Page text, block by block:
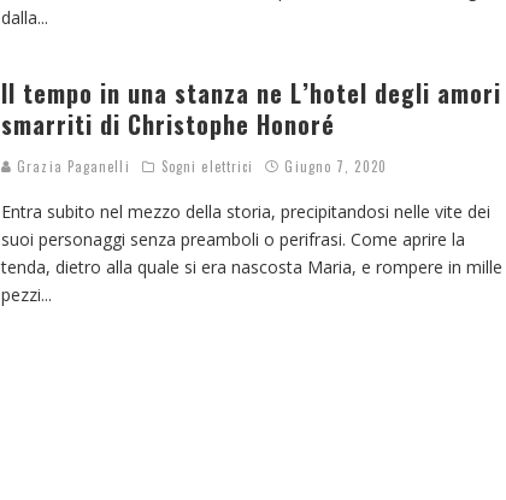
dalla...
Il tempo in una stanza ne L’hotel degli amori
smarriti di Christophe Honoré
Grazia Paganelli Sogni elettrici Giugno 7, 2020
Entra subito nel mezzo della storia, precipitandosi nelle vite dei
suoi personaggi senza preamboli o perifrasi. Come aprire la
tenda, dietro alla quale si era nascosta Maria, e rompere in mille
pezzi...